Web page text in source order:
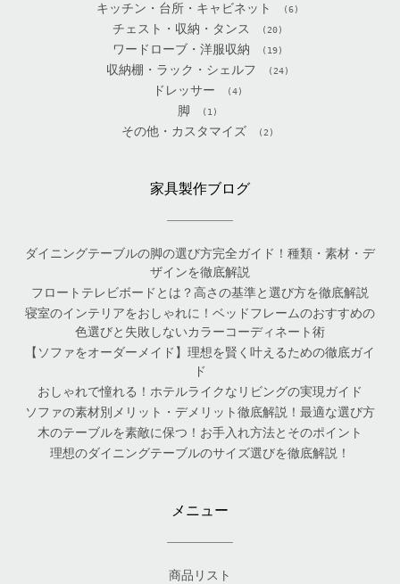
キッチン・台所・キャビネット (6)
チェスト・収納・タンス (20)
ワードローブ・洋服収納 (19)
収納棚・ラック・シェルフ (24)
ドレッサー (4)
脚 (1)
その他・カスタマイズ (2)
家具製作ブログ
ダイニングテーブルの脚の選び方完全ガイド！種類・素材・デ
ザインを徹底解説
フロートテレビボードとは？高さの基準と選び方を徹底解説
寝室のインテリアをおしゃれに！ベッドフレームのおすすめの
色選びと失敗しないカラーコーディネート術
【ソファをオーダーメイド】理想を賢く叶えるための徹底ガイ
ド
おしゃれで憧れる！ホテルライクなリビングの実現ガイド
ソファの素材別メリット・デメリット徹底解説！最適な選び方
木のテーブルを素敵に保つ！お手入れ方法とそのポイント
理想のダイニングテーブルのサイズ選びを徹底解説！
メニュー
商品リスト